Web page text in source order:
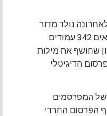
נולד מדור
פרסום חדש בחינמון ‘כל ישראל’), הספר מעמיק מבלי להעיק ומעניק לקוראים 342 עמודים
שחושף את מילות
הדיגיטלי
של המפרסמים
הפרסום החרדי